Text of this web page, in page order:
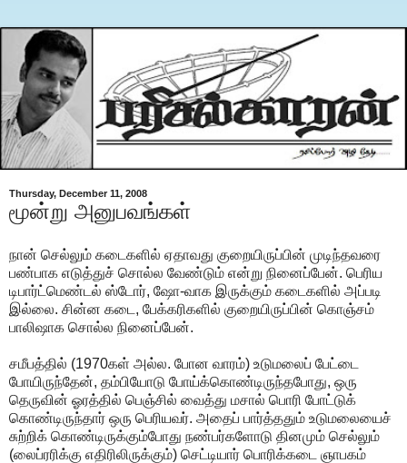
Thursday, December 11, 2008
மூன்று அனுபவங்கள்
நான் செல்லும் கடைகளில் ஏதாவது குறையிருப்பின் முடிந்தவரை
பண்பாக எடுத்துச் சொல்ல வேண்டும் என்று நினைப்பேன். பெரிய
டிபார்ட்மெண்டல் ஸ்டோர், ஷோ-வாக இருக்கும் கடைகளில் அப்படி
இல்லை. சின்ன கடை, பேக்கரிகளில் குறையிருப்பின் கொஞ்சம்
பாலிஷாக சொல்ல நினைப்பேன்.
சமீபத்தில் (1970கள் அல்ல. போன வாரம்) உடுமலைப் பேட்டை
போயிருந்தேன், தம்பியோடு போய்க்கொண்டிருந்தபோது, ஒரு
தெருவின் ஓரத்தில் பெஞ்சில் வைத்து மசால் பொரி போட்டுக்
கொண்டிருந்தார் ஒரு பெரியவர். அதைப் பார்த்ததும் உடுமலையைச்
சுற்றிக் கொண்டிருக்கும்போது நண்பர்களோடு தினமும் செல்லும்
(லைப்ரரிக்கு எதிரிலிருக்கும்) செட்டியார் பொரிக்கடை ஞாபகம்